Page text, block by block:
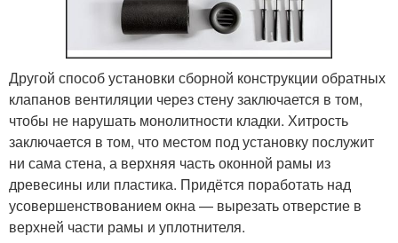
Другой способ установки сборной конструкции обратных
клапанов вентиляции через стену заключается в том,
чтобы не нарушать монолитности кладки. Хитрость
заключается в том, что местом под установку послужит
ни сама стена, а верхняя часть оконной рамы из
древесины или пластика. Придётся поработать над
усовершенствованием окна — вырезать отверстие в
верхней части рамы и уплотнителя.